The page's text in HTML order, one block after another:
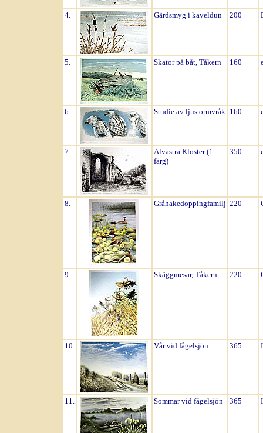
4. Gärdsmyg i kaveldun 200
5. Skator på båt, Tåkern 160
6. Studie av ljus ormvråk 160
7.
Alvastra Kloster (1
färg)
350
8. Gråhakedoppingfamilj 220
9. Skäggmesar, Tåkern 220
10. Vår vid fågelsjön 365
11. Sommar vid fågelsjön 365